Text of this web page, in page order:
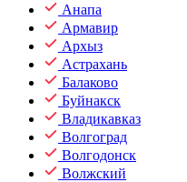
Анапа
Армавир
Архыз
Астрахань
Балаково
Буйнакск
Владикавказ
Волгоград
Волгодонск
Волжский